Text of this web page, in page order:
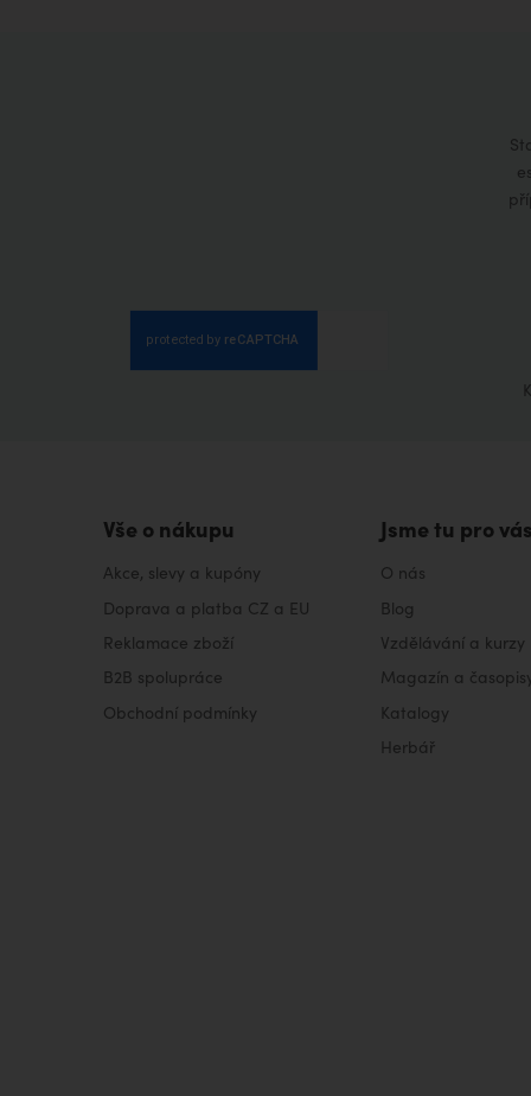
Vše o nákupu
Akce, slevy a kupóny
Doprava a platba CZ a EU
Reklamace zboží
B2B spolupráce
Obchodní podmínky
Jsme tu pro vás
O nás
Blog
Vzdělávání a kurzy
Magazín a
Katalogy
Herbář